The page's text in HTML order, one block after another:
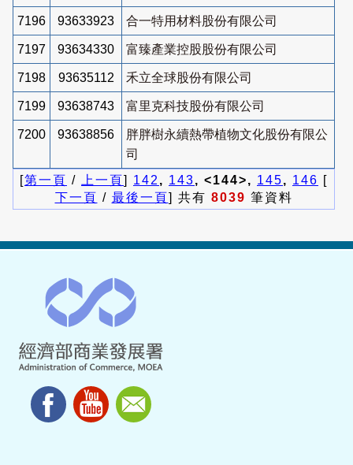
7196 93633923 合一特用材料股份有限公司
7197 93634330 富臻產業控股股份有限公司
7198 93635112 禾立全球股份有限公司
7199 93638743 富里克科技股份有限公司
7200 93638856
胖胖樹永續熱帶植物文化股份有限公
司
[第一頁 / 上一頁] 142 , 143, <144>, 145, 146 [
下一頁 / 最後一頁] 共有 8039 筆資料